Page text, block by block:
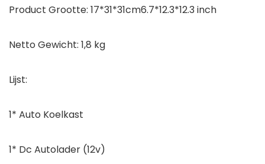
Product Grootte: 17*31*31cm6.7*12.3*12.3 inch
Netto Gewicht: 1,8 kg
Lijst:
1* Auto Koelkast
1* Dc Autolader (12v)